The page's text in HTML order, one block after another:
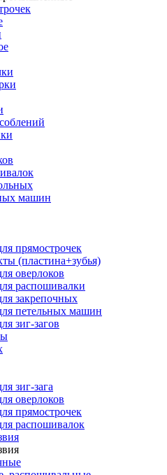
машин
прямострочек
(пластина+зубья)
оверлоков
распошивалки
закрепочных
петельных машин
зиг-загов
зиг-зага
оверлоков
прямострочек
распошивалок